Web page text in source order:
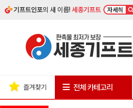
기프트인포의 새 이름!세종기프트 자세히
즐겨찾기 전체 카테고리